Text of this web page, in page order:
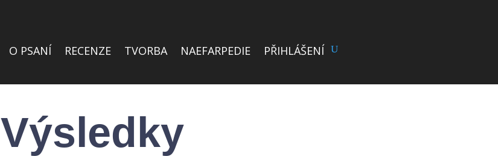
O PSANÍ RECENZE TVORBA NAEFARPEDIE PŘIHLÁŠENÍ
Výsledky